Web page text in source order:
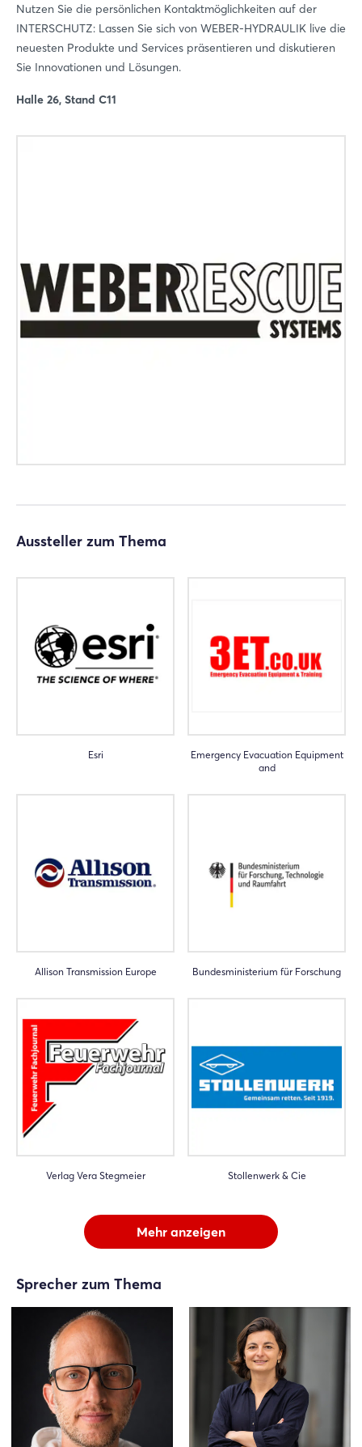
Nutzen Sie die persönlichen Kontaktmöglichkeiten auf der
INTERSCHUTZ: Lassen Sie sich von WEBER-HYDRAULIK live die
neuesten Produkte und Services präsentieren und diskutieren
Sie Innovationen und Lösungen.
Halle 26, Stand C11
Aussteller zum Thema
Esri
Emergency Evacuation Equipment
and
Allison Transmission Europe Bundesministerium für Forschung
Verlag Vera Stegmeier Stollenwerk & Cie
Mehr anzeigen
Sprecher zum Thema
Noch nicht angemeldet?
Jetzt registrieren